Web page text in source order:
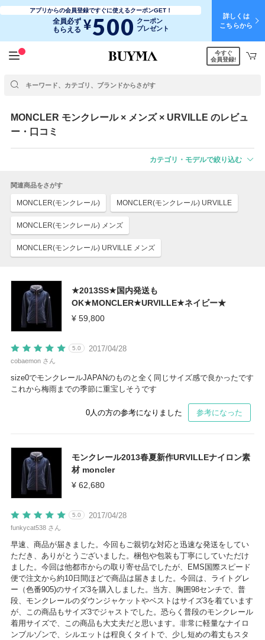
アプリからの会員登録ですぐに使えるクーポンGET！
全員必ず
もらえる ¥500 クーポン
プレゼント
詳しくは
こちらから
今すぐ
会員登録!
MONCLER モンクレール× メンズ × URVILLE のレビュ
ー・口コミ
カテゴリ・モデルで絞り込む
関連商品をさがす
MONCLER(モンクレール) MONCLER(モンクレール) URVILLE
MONCLER(モンクレール) メンズ
MONCLER(モンクレール) URVILLE メンズ
★2013SS★国内発送も
OK★MONCLER★URVILLE★ネイビー★
¥ 59,800
2017/04/28
5.0
cobaemon さん
size0でモンクレールJAPANのものと全く同じサイズ感で良かったです
これから梅雨までの季節に重宝しそうです
0 人の方の参考になりました 参考になった
モンクレール2013春夏新作URVILLEナイロン素
材 moncler
¥ 62,680
2017/04/28
5.0
funkycat538 さん
早速、商品が届きました。今回もご親切な対応と迅速な発送をしてい
ただき、ありがとうございました。梱包や包装も丁寧にしていただけ
ました。今回は他都市からの取り寄せ品でしたが、EMS国際スピード
便で注文から約10日間ほどで商品は届きました。今回は、ライトグレ
ー（色番905)のサイズ3を購入しました。当方、胸囲98センチで、普
段、モンクレールのダウンジャケットやベストはサイズ3を着ています
が、この商品もサイズ3でジャストでした。恐らく普段のモンクレール
着用サイズで、この商品も大丈夫だと思います。非常に軽量なナイロ
ンブルゾンで、シルエットは程良くタイトで、少し短めの着丈もスタ